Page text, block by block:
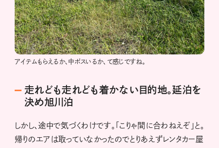
アイテムもらえるか、中ボスいるか、て感じですね。
走れども走れども着かない目的地。延泊を
決め旭川泊
しかし、途中で気づくわけです。「こりゃ間に合わねえぞ」と。
帰りのエアは取っていなかったのでとりあえずレンタカー屋